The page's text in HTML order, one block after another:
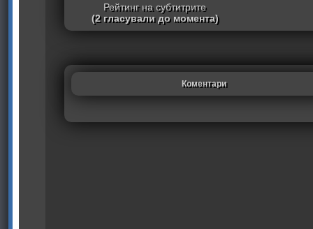
Рейтинг на субтитрите
(2 гласували до момента)
Коментари